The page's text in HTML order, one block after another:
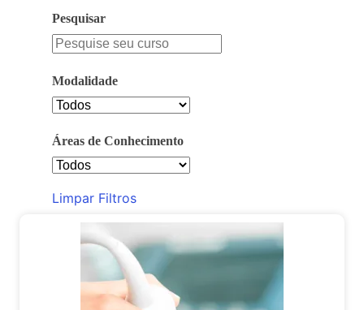
Pesquisar
Pesquisa
de
curso
Modalidade
Áreas de Conhecimento
Limpar Filtros